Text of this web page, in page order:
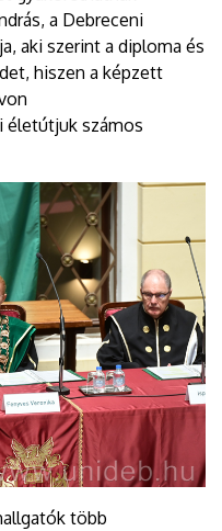
a Debreceni
aki szerint a diploma és
hiszen a képzett
életútjuk számos
több